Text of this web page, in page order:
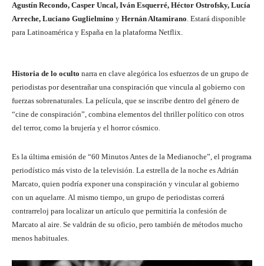
Agustín Recondo, Casper Uncal, Iván Esquerré, Héctor Ostrofsky, Lucía
Arreche, Luciano Guglielmino y Hernán Altamirano. Estará disponible
para Latinoamérica y España en la plataforma Netflix.
Historia de lo oculto narra en clave alegórica los esfuerzos de un grupo de
periodistas por desentrañar una conspiración que vincula al gobierno con
fuerzas sobrenaturales. La película, que se inscribe dentro del género de
“cine de conspiración”, combina elementos del thriller político con otros
del terror, como la brujería y el horror cósmico.
Es la última emisión de “60 Minutos Antes de la Medianoche”, el programa
periodístico más visto de la televisión. La estrella de la noche es Adrián
Marcato, quien podría exponer una conspiración y vincular al gobierno
con un aquelarre. Al mismo tiempo, un grupo de periodistas correrá
contrarreloj para localizar un artículo que permitiría la confesión de
Marcato al aire. Se valdrán de su oficio, pero también de métodos mucho
menos habituales.